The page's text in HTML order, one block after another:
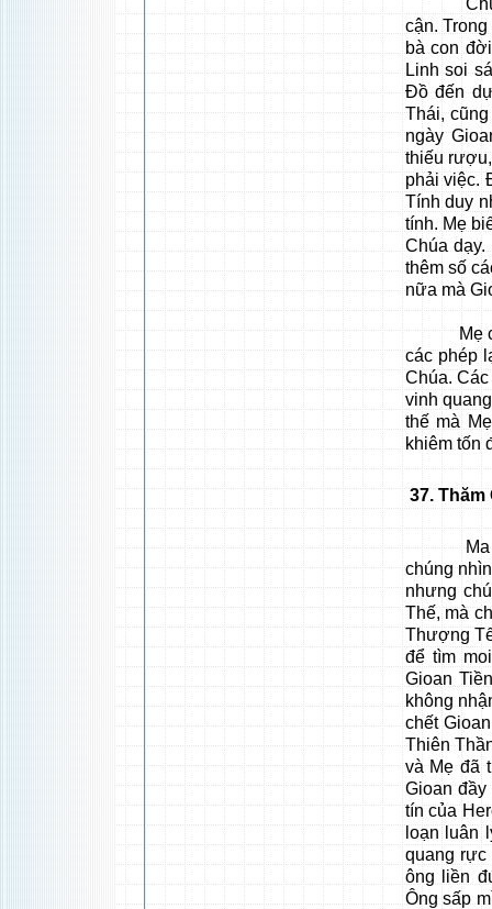
Chúa
cận.
bà con
Linh soi
Đồ đến
Thái,
ngày
thiếu
phải việc.
Tính duy
tính. Mẹ
Chúa
thêm số
nữa mà
Mẹ
các phép
Chúa.
vinh
thế mà
khiêm tốn
37.
Ma quỉ
chúng
nhưng
Thế, mà
Thượng
để tìm
Gioan
không
chết
Thiên
và Mẹ đã
Gioan
tín của
loạn luân
quang rực
ông liền
Ông sấp